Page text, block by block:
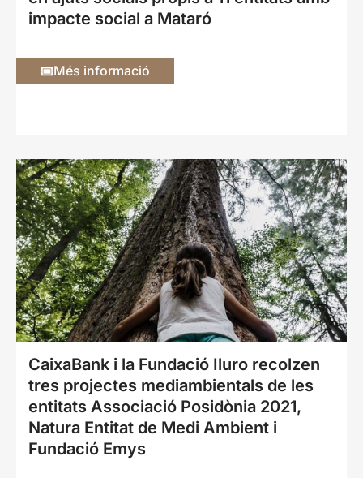
impacte social a Mataró
Més informació
CaixaBank i la Fundació Iluro recolzen
tres projectes mediambientals de les
entitats Associació Posidònia 2021,
Natura Entitat de Medi Ambient i
Fundació Emys